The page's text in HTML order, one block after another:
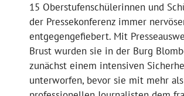
15 Oberstufenschülerinnen und
der Pressekonferenz immer
entgegengefiebert. Mit
Brust wurden sie in der Burg
zunächst einem intensiven
unterworfen, bevor sie mit mehr